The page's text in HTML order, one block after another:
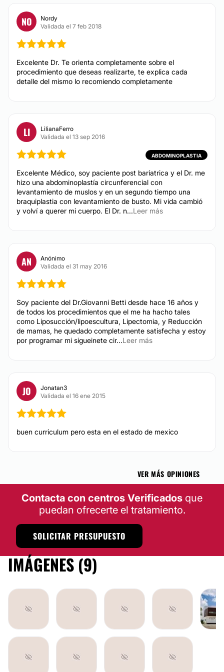
TRATAMIENTOS DE BELLEZA
HIFU
Tratamientos faciales
Peeling
Tratamientos anticelulíticos
NO
Nordy
Validada el 7 feb 2018
Excelente Dr. Te orienta completamente sobre el
procedimiento que deseas realizarte, te explica cada
detalle del mismo lo recomiendo completamente
LI
LilianaFerro
Validada el 13 sep 2016
ABDOMINOPLASTIA
Excelente Médico, soy paciente post baríatrica y el Dr. me
hizo una abdominoplastía circunferencial con
levantamiento de muslos y en un segundo tiempo una
braquiplastia con levantamiento de busto. Mi vida cambió
y volví a querer mi cuerpo. El Dr. n...Leer más
AN
Anónimo
Validada el 31 may 2016
Soy paciente del Dr.Giovanni Betti desde hace 16 años y
de todos los procedimientos que el me ha hacho tales
como Liposucción/lipoescultura, Lipectomia, y Reducción
de mamas, he quedado completamente satisfecha y estoy
por programar mi sigueinete cir...Leer más
JO
Jonatan3
Validada el 16 ene 2015
buen curriculum pero esta en el estado de mexico
VER MÁS OPINIONES
Contacta con centros Verificados que
puedan ofrecerte el tratamiento.
SOLICITAR PRESUPUESTO
IMÁGENES (9)